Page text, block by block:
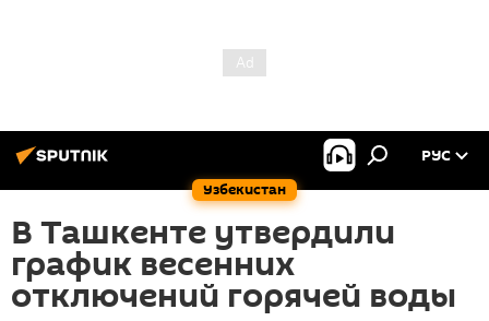
Узбекистан
РУС
В Ташкенте утвердили
график весенних
отключений горячей воды